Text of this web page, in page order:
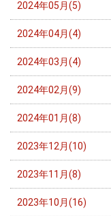
2024年05月(5)
2024年04月(4)
2024年03月(4)
2024年02月(9)
2024年01月(8)
2023年12月(10)
2023年11月(8)
2023年10月(16)